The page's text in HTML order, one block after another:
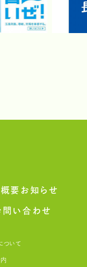
要 お知らせ
問い合わせ
ついて